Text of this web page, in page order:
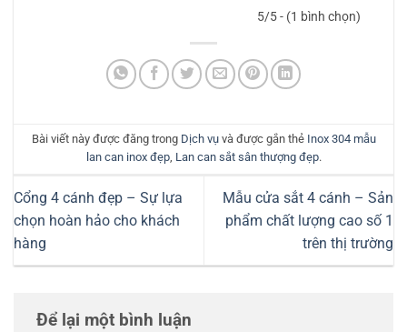
5/5 - (1 bình chọn)
Bài viết này được đăng trong Dịch vụvà được gắn thẻ Inox 304 mẫu
lan can inox đẹp, Lan can sắt sân thượng đẹp.
Cổng 4 cánh đẹp – Sự lựa
chọn hoàn hảo cho khách
hàng
Mẫu cửa sắt 4 cánh – Sản
phẩm chất lượng cao số 1
trên thị trường
Để lại một bình luận